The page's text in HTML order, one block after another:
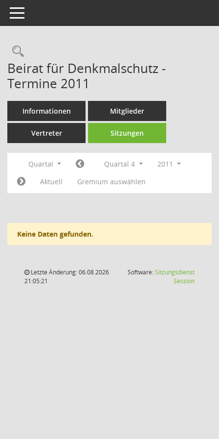
Toggle navigation
Rechercheauswahl
Beirat für Denkmalschutz -
Termine 2011
Informationen Mitglieder
Vertreter Sitzungen
Quartal Quartal 4
2011
Aktuell
Gremium auswählen
Keine Daten gefunden.
Letzte Änderung: 06.08.2026
21:05:21
Software:Sitzungsdienst
Session(Wird in